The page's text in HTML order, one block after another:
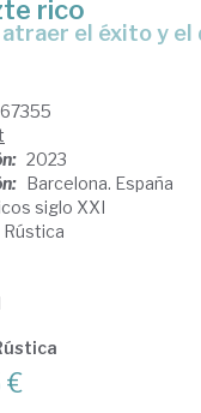
rico
atraer el éxito y el
2023
Barcelona. España
siglo XXI
Rústica
€